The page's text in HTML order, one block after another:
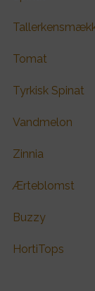
Tomat
Tyrkisk Spinat
Vandmelon
Zinnia
Ærteblomst
Buzzy
HortiTops